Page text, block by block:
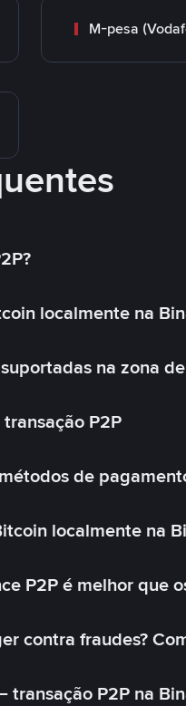
M-pesa
localmente na
na zona
P2P
de
localmente na
P2P é melhor que
contra fraudes?
transação P2P na